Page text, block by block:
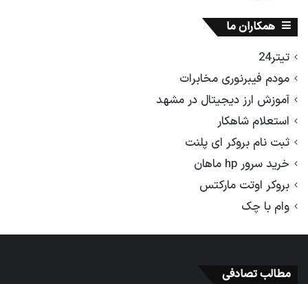
همکاران ما
تیتر24
مودم فیبرنوری مخابرات
آموزش ارز دیجیتال در مشهد
استعلام شاهکار
ثبت نام بروکر ای پلنت
خرید سرور hp ماهان
بروکر اوتت مارکتس
وام با چک
مطالب تصادفی